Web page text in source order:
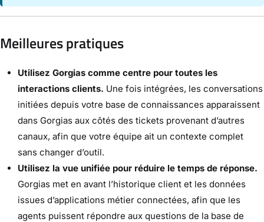
Meilleures pratiques
Utilisez Gorgias comme centre pour toutes les
interactions clients. Une fois intégrées, les conversations
initiées depuis votre base de connaissances apparaissent
dans Gorgias aux côtés des tickets provenant d’autres
canaux, afin que votre équipe ait un contexte complet
sans changer d’outil.
Utilisez la vue unifiée pour réduire le temps de réponse.
Gorgias met en avant l’historique client et les données
issues d’applications métier connectées, afin que les
agents puissent répondre aux questions de la base de